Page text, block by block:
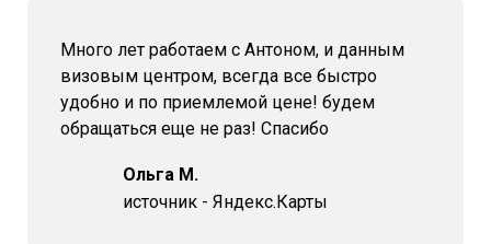
Много лет работаем с Антоном, и данным
визовым центром, всегда все быстро
удобно и по приемлемой цене! будем
обращаться еще не раз! Спасибо
Ольга М.
источник - Яндекс.Карты